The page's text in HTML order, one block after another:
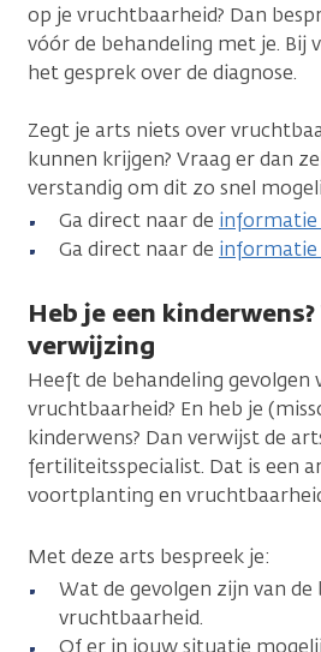
op je vruchtbaarheid? Dan
vóór de behandeling met je. Bij
het gesprek over de diagnose.
Zegt je arts niets over
kunnen krijgen? Vraag er dan
verstandig om dit zo snel
Ga direct naar de informatie
Ga direct naar de informatie
Heb je een
verwijzing
Heeft de behandeling gevolgen
vruchtbaarheid? En heb je
kinderwens? Dan verwijst de
fertiliteitsspecialist. Dat is een
voortplanting en
Met deze arts bespreek je:
Wat de gevolgen zijn van
vruchtbaarheid.
Of er in jouw situatie